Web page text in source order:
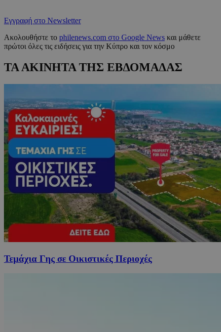
Εγγραφή στο Newsletter
Ακολουθήστε το philenews.com στο Google News και μάθετε
πρώτοι όλες τις ειδήσεις για την Κύπρο και τον κόσμο
ΤΑ ΑΚΙΝΗΤΑ ΤΗΣ ΕΒΔΟΜΑΔΑΣ
Τεμάχια Γης σε Οικιστικές Περιοχές